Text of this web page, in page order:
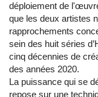
déploiement de
que les deux artistes
rapprochements
sein des huit séries
cinq décennies de
des années 2020.
La puissance qui se
repose sur une